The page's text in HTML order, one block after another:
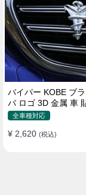
バイパー KOBE ブ
バ ロゴ 3D 金属 車
飾 ステッカー
全車種対応
¥ 2,620 (税込)